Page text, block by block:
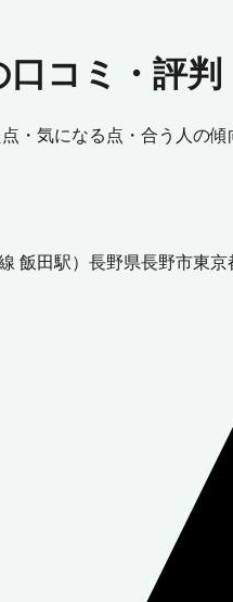
コミ・評判
気になる点・合う人の傾
飯田駅） 長野県長野市東京